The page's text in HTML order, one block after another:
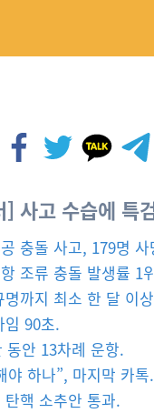
] 사고 수습에 특
충돌 사고, 179명 사
조류 충돌 발생률 1
명까지 최소 한 달 이
임 90초.
동안 13차례 운항.
야 하나”, 마지막 카톡.
탄핵 소추안 통과.